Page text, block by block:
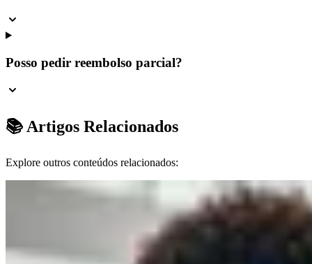
Posso pedir reembolso parcial?
📚 Artigos Relacionados
Explore outros conteúdos relacionados: